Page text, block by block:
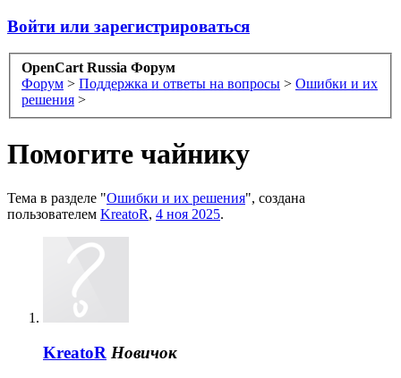
Войти или зарегистрироваться
OpenCart Russia Форум
Форум > Поддержка и ответы на вопросы > Ошибки и их
решения >
Помогите чайнику
Тема в разделе "Ошибки и их решения", создана
пользователем KreatoR, 4 ноя 2025.
KreatoR Новичок